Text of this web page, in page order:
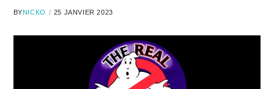
BYNICKO 25 JANVIER 2023